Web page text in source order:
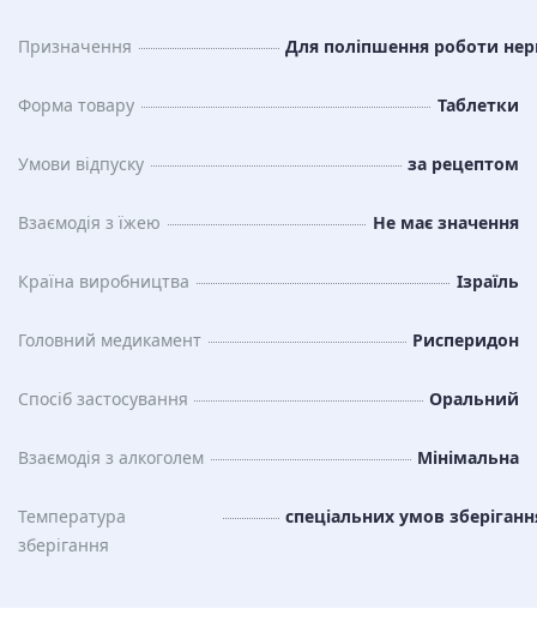
Призначення Для поліпшення роботи
Форма товару Таблетки
Умови відпуску за рецептом
Взаємодія з їжею Не має значення
Країна виробництва Ізраїль
Головний медикамент Рисперидон
Спосіб застосування Оральний
Взаємодія з алкоголем Мінімальна
Температура
зберiгання
спеціальних умов